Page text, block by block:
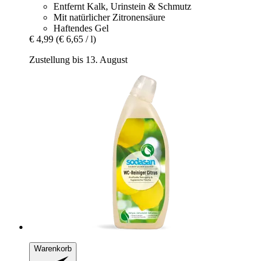
Entfernt Kalk, Urinstein & Schmutz
Mit natürlicher Zitronensäure
Haftendes Gel
€ 4,99 (€ 6,65 / l)
Zustellung bis 13. August
Warenkorb